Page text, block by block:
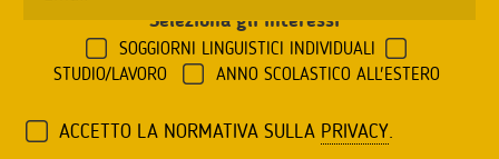
Seleziona gli interessi
SOGGIORNI LINGUISTICI INDIVIDUALI
STUDIO/LAVORO
ANNO SCOLASTICO ALL'ESTERO
ACCETTO LA NORMATIVA SULLA PRIVACY.